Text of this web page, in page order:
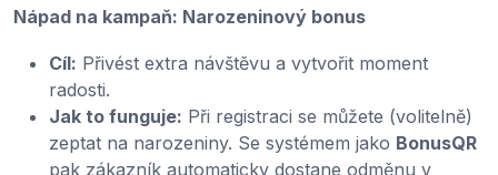
Nápad na kampaň: Narozeninový bonus
Cíl: Přivést extra návštěvu a vytvořit moment
radosti.
Jak to funguje: Při registraci se můžete (volitelně)
zeptat na narozeniny. Se systémem jako BonusQR
pak zákazník automaticky dostane odměnu v